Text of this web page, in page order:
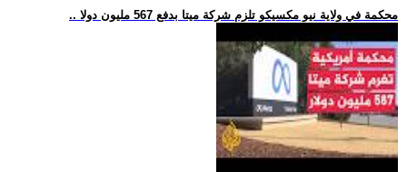
.. محكمة في ولاية نيو مكسيكو تلزم شركة ميتا بدفع 567 مليون دولا